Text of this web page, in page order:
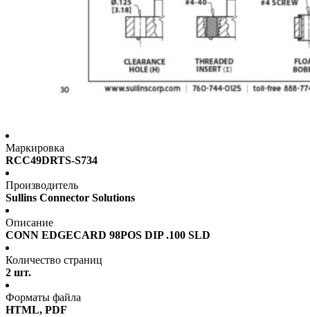
Маркировка
RCC49DRTS-S734
Производитель
Sullins Connector Solutions
Описание
CONN EDGECARD 98POS DIP .100 SLD
Количество страниц
2 шт.
Форматы файла
HTML, PDF